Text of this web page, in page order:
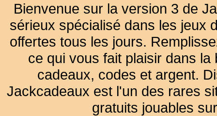
Bienvenue sur la version 3 de
sérieux spécialisé dans les jeux
offertes tous les jours.
ce qui vous fait plaisir dans
cadeaux, codes et argent.
Jackcadeaux est l'un des rares
gratuits jouables